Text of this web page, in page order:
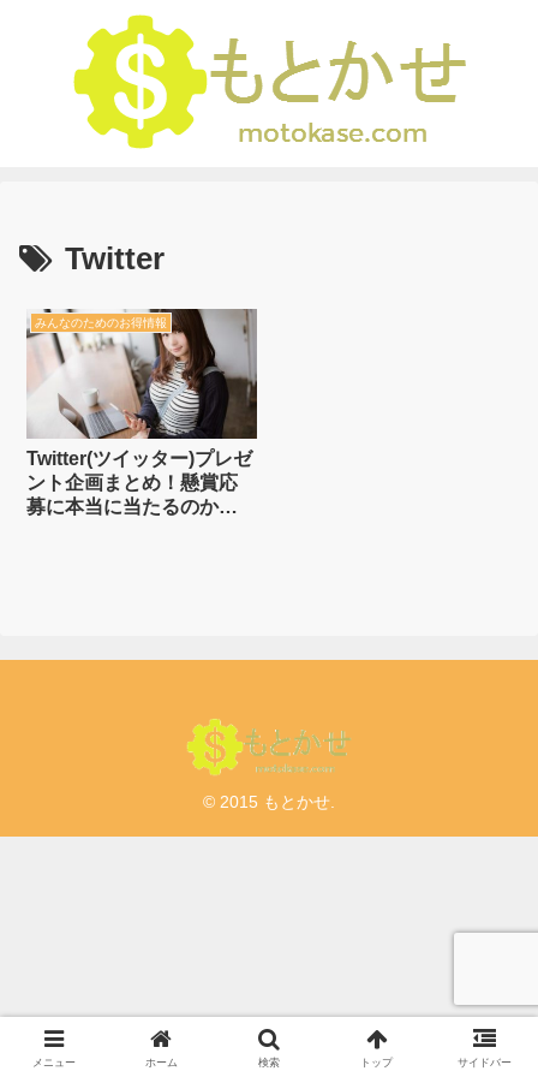
Twitter
みんなのためのお得情報
Twitter(ツイッター)プレゼ
ント企画まとめ！懸賞応
募に本当に当たるのか参
© 2015 もとかせ.
メニュー ホーム 検索 トップ サイドバー